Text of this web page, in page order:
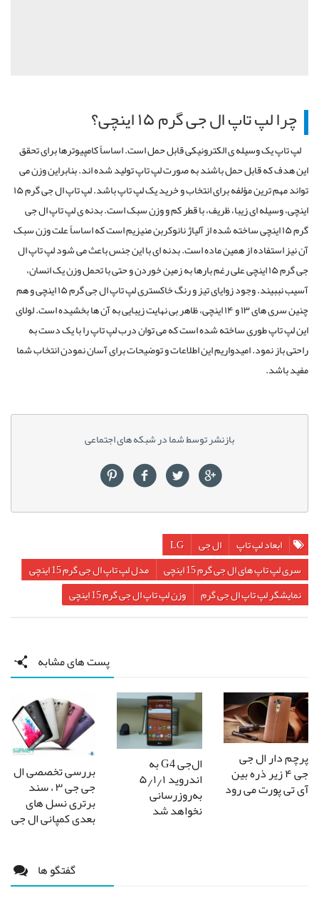
چرا لپ تاپ ال جی گرم ۱۵ اینچی؟
لپ تاپ یک وسیله ی الکترونیکی قابل حمل است. اساساً کامپیوترها برای تحقق
این هدف که قابل حمل باشند به صورت لپ تاپ تولید شده اند. بنابراین وزن می
تواند مهم ترین مؤلفه برای انتخاب و خرید یک لپ تاپ باشد. لپ تاپ ال جی گرم ۱۵
اینچی، وسیله ای زیبا، ظریف، با قطر کم و وزن سبک است. بدنه ی لپ تاپ ال جی
گرم ۱۵ اینچی ساخته شده از آلیاژ نانوکربن منیزیم است که اساساً علت وزن سبک
آن نیز استفاده از همین ماده است. بدنه ای با این جنس باعث می شود لپ تاپ ال
جی گرم ۱۵ اینچی علی رغم بارها به زمین خوردن و حتی با تحمل وزن یک انسان،
آسیب نببیند. وجود زوایای تیز و رنگ خاکستری لپ تاپ ال جی گرم ۱۵ اینچی و هم
چنین سری های ۱۳ و ۱۴ اینچی، ظاهر بی نهایت زیبایی به آن ها بخشیده است. لولای
این لپ تاپ طوری ساخته شده است که می توان درب لپ تاپ را با یک دست به
راحتی باز نمود. امیدواریم این اطلاعات و توضیحات برای آسان نمودن انتخاب شما
مفید باشد.
بازنشر توسط شما در شبکه های اجتماعی
ابعاد لپ تاپ ال جی
LG
سری لپ تاپ های ال جی گرم 15 اینچی
مدل لپ تاپ ال جی گرم 15 اینچی
نمایشگر لپ تاپ ال جی گرم
وزن لپ تاپ ال جی گرم 15 اینچی
پست های مشابه
پرچم دار ال جی
جی ۴ زیر ذره بین
آی تی پورت می رود
ال‌جی G4 به
اندروید ۵٫۱٫۱
به‌روزرسانی
نخواهد شد
بررسی تخصصی ال
جی جی ۳ ، سند
برتری نسل های
بعدی کمپانی ال جی
گفتگو ها